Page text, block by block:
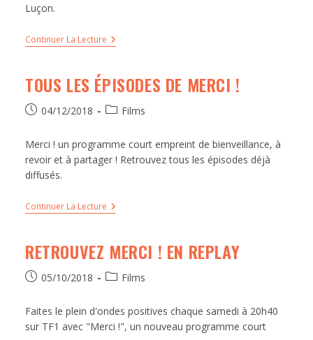
Luçon.
Continuer La Lecture
TOUS LES ÉPISODES DE MERCI !
04/12/2018 Films
Merci ! un programme court empreint de bienveillance, à
revoir et à partager ! Retrouvez tous les épisodes déjà
diffusés.
Continuer La Lecture
RETROUVEZ MERCI ! EN REPLAY
05/10/2018 Films
Faites le plein d'ondes positives chaque samedi à 20h40
sur TF1 avec "Merci !", un nouveau programme court